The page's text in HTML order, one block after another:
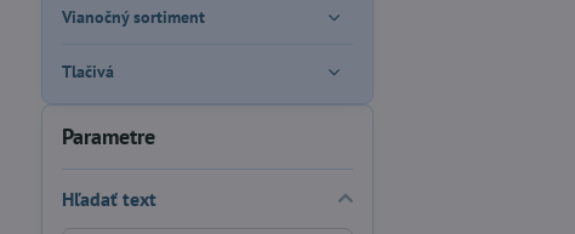
Parametre
Hľadať text
Vianočný sortiment
Tlačivá